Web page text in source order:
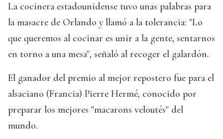
La cocinera estadounidense tuvo unas palabras para
la masacre de Orlando y llamó a la tolerancia: "Lo
que queremos al cocinar es unir a la gente, sentarnos
en torno a una mesa", señaló al recoger el galardón.
El ganador del premio al mejor repostero fue para el
alsaciano (Francia) Pierre Hermé, conocido por
preparar los mejores "macarons veloutés" del
mundo.